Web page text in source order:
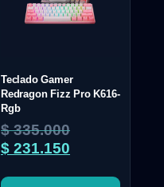
Teclado Gamer
Redragon Fizz Pro K616-
Rgb
$335.000
$ 231.150